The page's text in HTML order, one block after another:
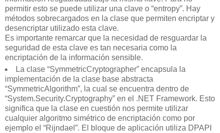
permitir esto se puede utilizar una clave o “entropy”. Hay
métodos sobrecargados en la clase que permiten encriptar y
desencriptar utilizado esta clave.
Es importante remarcar que la necesidad de resguardar la
seguridad de esta clave es tan necesaria como la
encriptación de la información sensible.
La clase “SymmetricCryptographer” encapsula la
implementación de la clase base abstracta
“SymmetricAlgorithm”, la cual se encuentra dentro de
“System.Security.Cryptography” en el .NET Framework. Esto
significa que la clase en cuestión nos permite utilizar
cualquier algoritmo simétrico de encriptación como por
ejemplo el “Rijndael”. El bloque de aplicación utiliza DPAPI